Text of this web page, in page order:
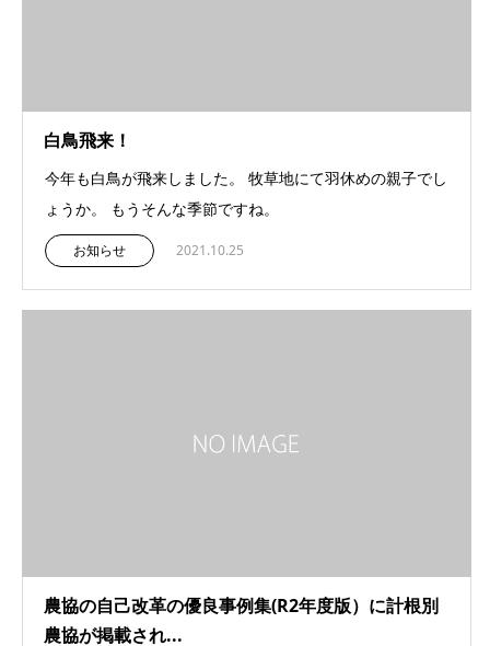
白鳥飛来！
今年も白鳥が飛来しました。 牧草地にて羽休めの親子でし
ょうか。 もうそんな季節ですね。
お知らせ 2021.10.25
農協の自己改革の優良事例集(R2年度版）に計根別
農協が掲載され...